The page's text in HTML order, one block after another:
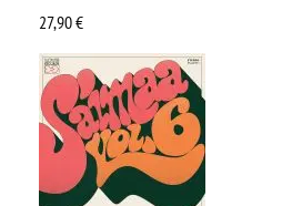
27,90€